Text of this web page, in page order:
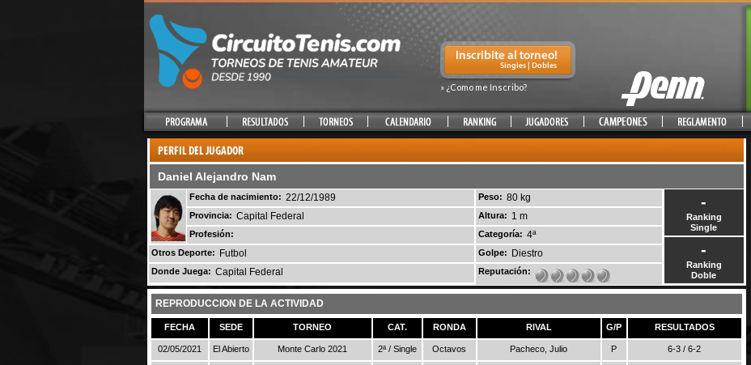
» ¿Como me Inscribo?
Daniel Alejandro Nam
Fecha de nacimiento: 22/12/1989 Peso: 80 kg
Provincia: Capital Federal Altura: 1 m
Profesión: Categoría: 4ª
Otros Deporte: Futbol Golpe: Diestro
Donde Juega: Capital Federal Reputación:
-
Ranking
Single
-
Ranking
Doble
REPRODUCCION DE LA ACTIVIDAD
FECHA SEDE TORNEO CAT. RONDA RIVAL G/P RESULTADOS
02/05/2021 El Abierto Monte Carlo 2021 2ª / Single Octavos Pacheco, Julio P 6-3 / 6-2